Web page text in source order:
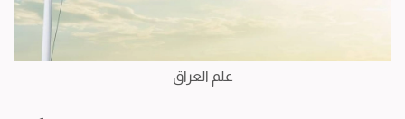
علم العراق